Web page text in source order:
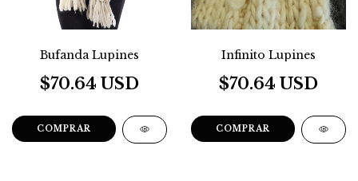
Bufanda Lupines
$70.64 USD
COMPRAR
Infinito Lupines
$70.64 USD
COMPRAR